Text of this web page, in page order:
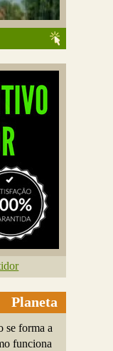
Planeta
se forma a
funciona